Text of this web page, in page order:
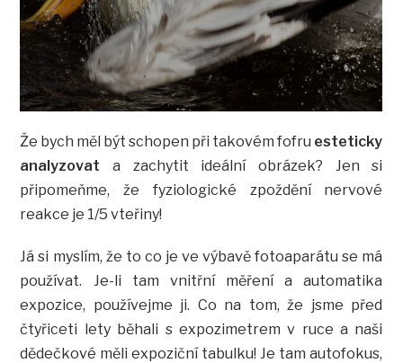
Že bych měl být schopen při takovém fofru esteticky
analyzovat a zachytit ideální obrázek? Jen si
připomeňme, že fyziologické zpoždění nervové
reakce je 1/5 vteřiny!
Já si myslím, že to co je ve výbavě fotoaparátu se má
používat. Je-li tam vnitřní měření a automatika
expozice, používejme ji. Co na tom, že jsme před
čtyřiceti lety běhali s expozimetrem v ruce a naši
dědečkové měli expoziční tabulku! Je tam autofokus,